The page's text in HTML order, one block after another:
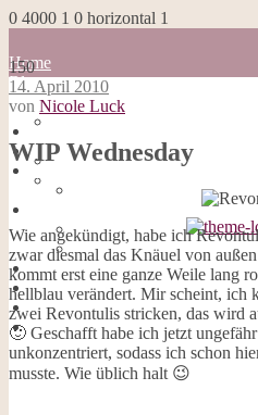
0 4000 1 0 horizontal 1
Home
Blog
about me
Impressum
Datenschutzerklärung
Galerie
Opal-Abos
Strickblogs
Hörbücher
150
Home
Blog
about me
Datenschutzerklärung
Cookies
Galerie
Opal-Abos
Strickblogs
Hörbücher
14. April 2010
von Nicole Luck
WIP Wednesday
Wie angekündigt, habe ich
zwar diesmal das Knäuel von
kommt erst eine ganze Weile lang
hellblau verändert. Mir scheint, ich
zwei Revontulis stricken, das wird
🙂 Geschafft habe ich jetzt
unkonzentriert, sodass ich schon
musste. Wie üblich halt 😉